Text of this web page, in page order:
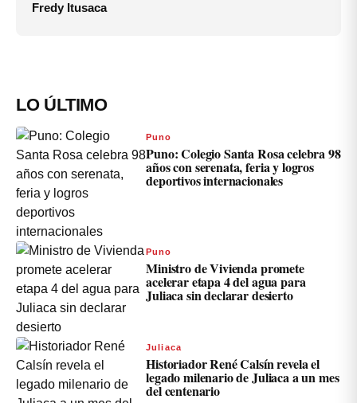
Fredy Itusaca
LO ÚLTIMO
Puno
Puno: Colegio Santa Rosa celebra 98
años con serenata, feria y logros
deportivos internacionales
Puno
Ministro de Vivienda promete
acelerar etapa 4 del agua para
Juliaca sin declarar desierto
Juliaca
Historiador René Calsín revela el
legado milenario de Juliaca a un mes
del centenario